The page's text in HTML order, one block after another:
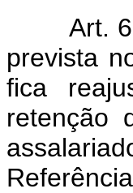
Art.
prevista
fica
retenção